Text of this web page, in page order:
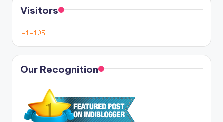
Visitors
Our Recognition